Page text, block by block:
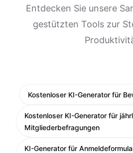
Entdecken Sie unsere
gestützten Tools zur
Kostenloser KI-Generator für
Kostenloser KI-Generator für
Mitgliederbefragungen
KI-Generator für